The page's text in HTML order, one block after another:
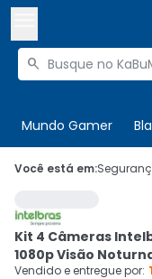
Buscar produtos

Mundo Gamer
 Olá. Acesse

 Cupons
Você está em:
Kit 4 Câmeras
1080p Visão
Vendido e entregue por: